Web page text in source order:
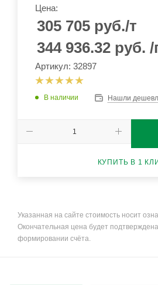
Цена:
305 705 руб./т
344 936.32 руб. /
Артикул: 32897
В наличии Нашли
КУПИТЬ В 1
Указанная на сайте стоимость носит
Окончательная цена будет
формировании счёта.